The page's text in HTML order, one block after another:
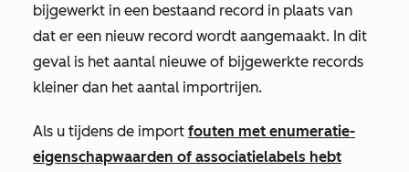
bijgewerkt in een bestaand record in plaats van
dat er een nieuw record wordt aangemaakt. In dit
geval is het aantal nieuwe of bijgewerkte records
kleiner dan het aantal importrijen.
Als u tijdens de import fouten met enumeratie-
eigenschapwaarden of associatielabels hebt